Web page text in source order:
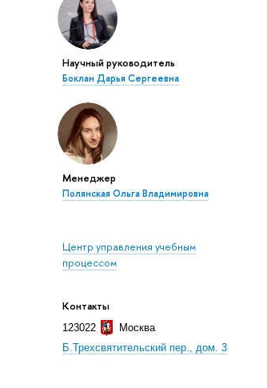
Научный руководитель
Боклан Дарья Сергеевна
Менеджер
Полянская Ольга Владимировна
Центр управления учебным
процессом
Контакты
123022
Москва
Б.Трехсвятительский пер., дом. 3